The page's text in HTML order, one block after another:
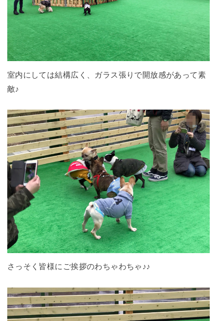
室内にしては結構広く、ガラス張りで開放感があって素
敵♪
さっそく皆様にご挨拶のわちゃわちゃ♪♪